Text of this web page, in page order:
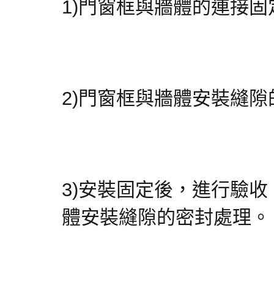
1)門窗框與牆體的連接
2)門窗框與牆體安裝縫隙
3)安裝固定後，進行驗
體安裝縫隙的密封處理。